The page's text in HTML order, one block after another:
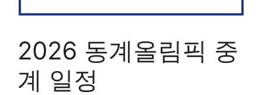
2026 동계올림픽 중
계 일정